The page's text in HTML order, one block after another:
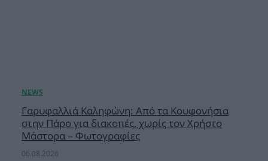
Γαρυφαλλιά Καληφώνη: Από τα Κουφονήσια
στην Πάρο για διακοπές, χωρίς τον Χρήστο
Μάστορα – Φωτογραφίες
06.08.2026